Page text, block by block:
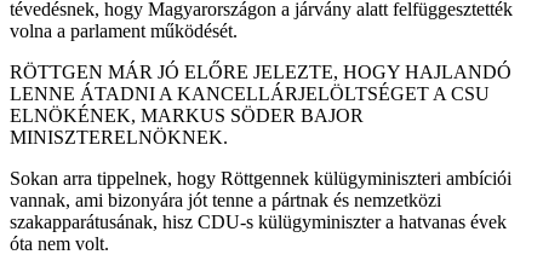
tévedésnek, hogy Magyarországon a járvány alatt felfüggesztették
volna a parlament működését.
RÖTTGEN MÁR JÓ ELŐRE JELEZTE, HOGY HAJLANDÓ
LENNE ÁTADNI A KANCELLÁRJELÖLTSÉGET A CSU
ELNÖKÉNEK, MARKUS SÖDER BAJOR
MINISZTERELNÖKNEK.
Sokan arra tippelnek, hogy Röttgennek külügyminiszteri ambíciói
vannak, ami bizonyára jót tenne a pártnak és nemzetközi
szakapparátusának, hisz CDU-s külügyminiszter a hatvanas évek
óta nem volt.